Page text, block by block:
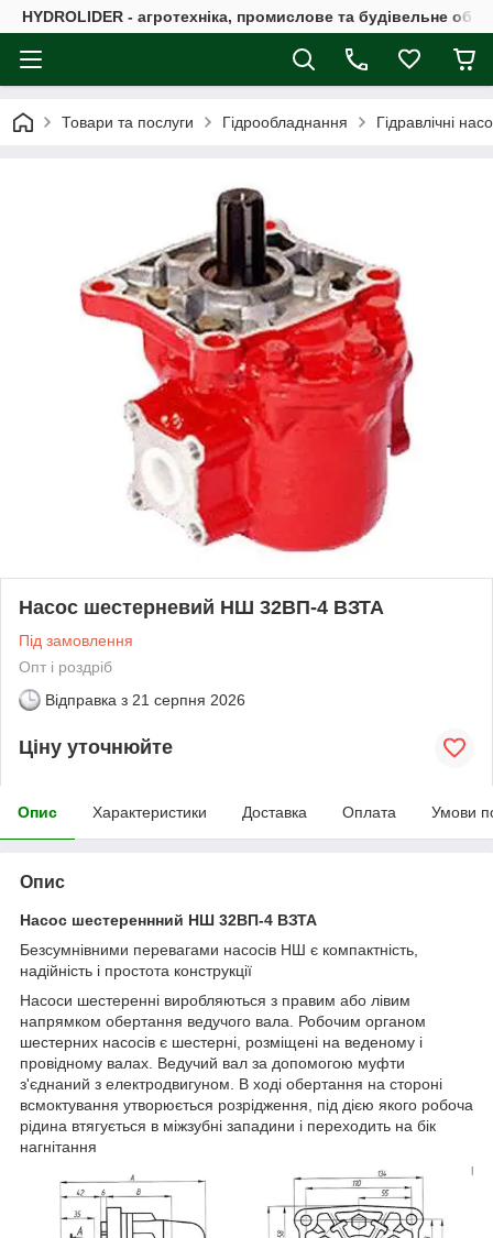
HYDROLIDER - агротехніка, промислове та будівельне
Товари та послуги Гідрообладнання Гідравлічні
Насос шестерневий НШ 32ВП-4 ВЗТА
Під замовлення
Опт і роздріб
Відправка з 21 серпня 2026
Ціну уточнюйте
Опис Характеристики Доставка Оплата Умови
Опис
Насос шестереннний НШ 32ВП-4 ВЗТА
Безсумнівними перевагами насосів НШ є компактність,
надійність і простота конструкції
Насоси шестеренні виробляються з правим або лівим
напрямком обертання ведучого вала. Робочим органом
шестерних насосів є шестерні, розміщені на веденому і
провідному валах. Ведучий вал за допомогою муфти
з'єднаний з електродвигуном. В ході обертання на стороні
всмоктування утворюється розрідження, під дією якого робоча
рідина втягується в міжзубні западини і переходить на бік
нагнітання